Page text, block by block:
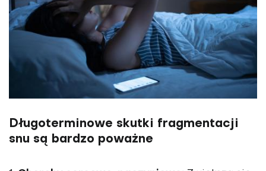
Długoterminowe skutki fragmentacji
snu są bardzo poważne